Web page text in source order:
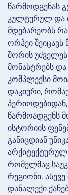
წარმოდგენას
კულტურულ და
მდებარეობს
ორჰეი შეიცავს
შორის უძველეს
მონასტრებს და
კომპლექსი
დაკიური,
წარმოადგენს
ისტორიის
განიცდიან
რომელმაც
რეგიონი.
დანალექი